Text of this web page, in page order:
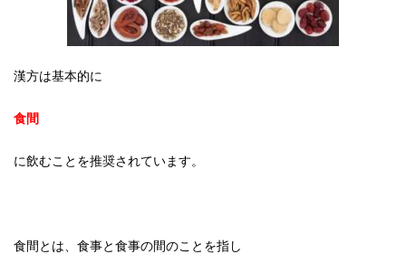
漢方は基本的に
食間
に飲むことを推奨されています。
食間とは、食事と食事の間のことを指し